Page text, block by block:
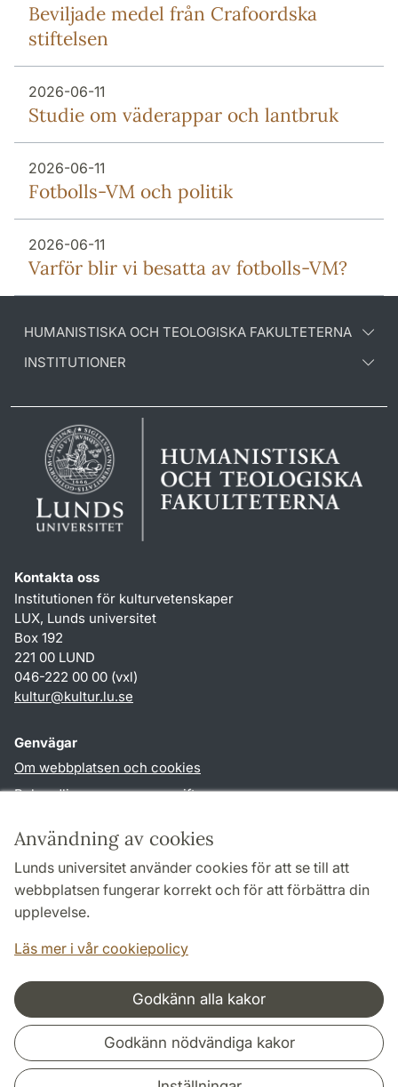
Användning av cookies
Lunds universitet använder cookies för att se till att
webbplatsen fungerar korrekt och för att förbättra din
upplevelse.
Läs mer i vår cookiepolicy
Godkänn alla kakor
Godkänn nödvändiga kakor
Beviljade medel från Crafoordska
stiftelsen
2026-06-11
Studie om väderappar och lantbruk
2026-06-11
Fotbolls-VM och politik
2026-06-11
Varför blir vi besatta av fotbolls-VM?
HUMANISTISKA OCH TEOLOGISKA FAKULTETERNA
INSTITUTIONER
Kontakta oss
Institutionen för kulturvetenskaper
LUX, Lunds universitet
Box 192
221 00 LUND
046-222 00 00 (vxl)
kultur@kultur.lu.se
Genvägar
Om webbplatsen och cookies
Behandling av personuppgifter
TYPO3-login
Följ oss i sociala medier
Samarbeten och nätverk